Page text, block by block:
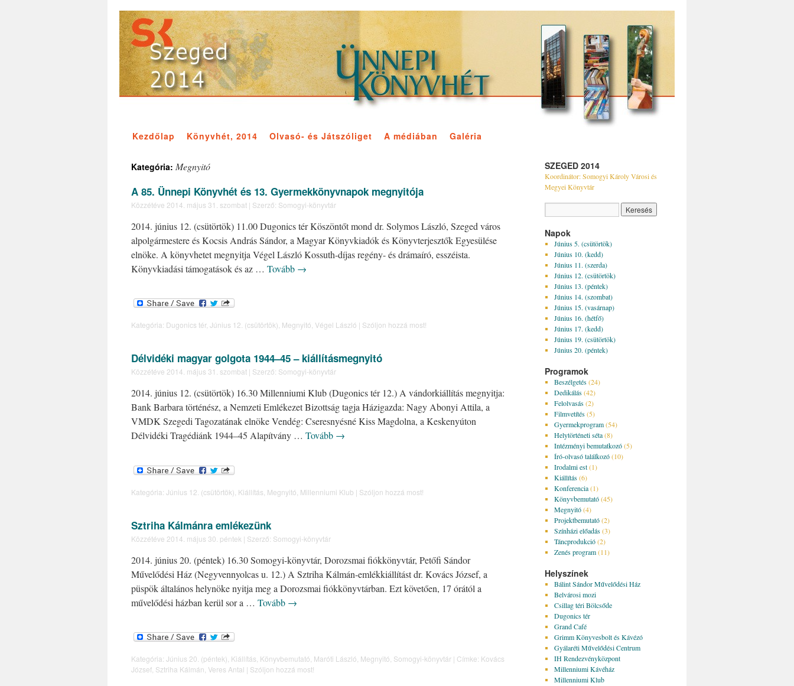
Kezdőlap Könyvhét, 2014 Olvasó- és Játszóliget A médiában Galéria
Kategória: Megnyitó
A 85. Ünnepi Könyvhét és 13. Gyermekkönyvnapok megnyitója
Közzétéve 2014. május 31. szombat | Szerző: Somogyi-könyvtár
2014. június 12. (csütörtök) 11.00 Dugonics tér Köszöntőt mond dr. Solymos László, Szeged város
alpolgármestere és Kocsis András Sándor, a Magyar Könyvkiadók és Könyvterjesztők Egyesülése
elnöke. A könyvhetet megnyitja Végel László Kossuth-díjas regény- és drámaíró, esszéista.
Könyvkiadási támogatások és az … Tovább →
Kategória: Dugonics tér, Június 12. (csütörtök), Megnyitó, Végel László | Szóljon hozzá most!
Délvidéki magyar golgota 1944–45 – kiállításmegnyitó
Közzétéve 2014. május 31. szombat | Szerző: Somogyi-könyvtár
2014. június 12. (csütörtök) 16.30 Millenniumi Klub (Dugonics tér 12.) A vándorkiállítás megnyitja:
Bank Barbara történész, a Nemzeti Emlékezet Bizottság tagja Házigazda: Nagy Abonyi Attila, a
VMDK Szegedi Tagozatának elnöke Vendég: Cseresnyésné Kiss Magdolna, a Keskenyúton
Délvidéki Tragédiánk 1944–45 Alapítvány … Tovább →
Kategória: Június 12. (csütörtök) Kiállítás Megnyitó Millenniumi Klub | Szóljon hozzá most!
Sztriha Kálmánra emlékezünk
Közzétéve 2014. május 30. péntek | Szerző: Somogyi-könyvtár
2014. június 20. (péntek) 16.30 Somogyi-könyvtár, Dorozsmai fiókkönyvtár, Petőfi Sándor
Művelődési Ház (Negyvennyolcas u. 12.) A Sztriha Kálmán-emlékkiállítást dr. Kovács József, a
püspök általános helynöke nyitja meg a Dorozsmai fiókkönyvtárban. Ezt követően, 17 órától a
művelődési házban kerül sor a … Tovább →
Kategória: Június 20. (péntek) Kiállítás Könyvbemutató Maróti László Megnyitó Somogyi-könyvtár | Címke: Kovács
József Sztriha Kálmán Veres Antal | Szóljon hozzá most!
SZEGED 2014
Koordinátor: Somogyi Károly Városi és
Megyei Könyvtár
Napok
Június 5. (csütörtök)
Június 10. (kedd)
Június 11. (szerda)
Június 12. (csütörtök)
Június 13. (péntek)
Június 14. (szombat)
Június 15. (vasárnap)
Június 16. (hétfő)
Június 17. (kedd)
Június 19. (csütörtök)
Június 20. (péntek)
Programok
Beszélgetés(24)
Dedikálás(42)
Felolvasás(2)
Filmvetítés(5)
Gyermekprogram(54)
Helytörténeti séta(8)
Intézményi bemutatkozó(5)
Író-olvasó találkozó(10)
Irodalmi est(1)
Kiállítás(6)
Konferencia(1)
Könyvbemutató(45)
Megnyitó(4)
Projektbemutató(2)
Színházi előadás(3)
Táncprodukció(2)
Zenés program(11)
Helyszínek
Bálint Sándor Művelődési Ház
Belvárosi mozi
Csillag téri Bölcsőde
Dugonics tér
Grand Café
Grimm Könyvesbolt és Kávézó
Gyálaréti Művelődési Centrum
IH Rendezvényközpont
Millenniumi Kávéház
Millenniumi Klub